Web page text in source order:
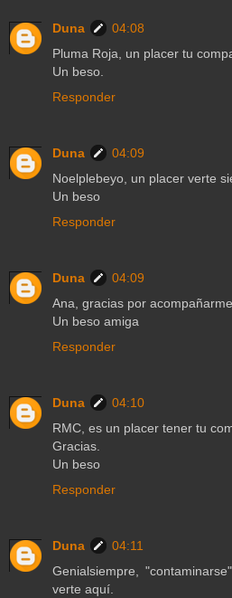
Duna
04:08
Pluma Roja, un placer tu
Un beso.
Responder
Duna
04:09
Noelplebeyo, un placer verte
Un beso
Responder
Duna
04:09
Ana, gracias por acompañarme.
Un beso amiga
Responder
Duna
04:10
RMC, es un placer tener tu
Gracias.
Un beso
Responder
Duna
04:11
Genialsiempre,
verte aquí.